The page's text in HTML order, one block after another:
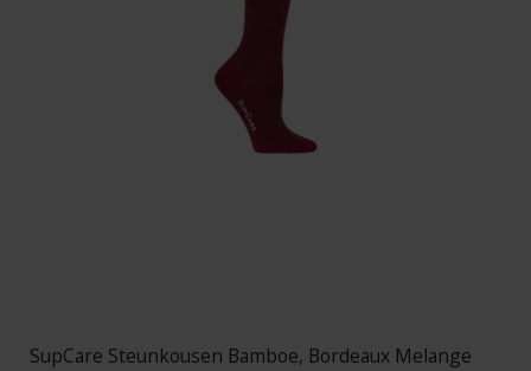
SupCare Steunkousen Bamboe, Bordeaux Melange